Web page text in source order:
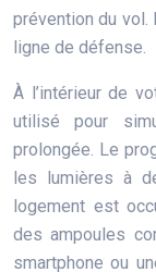
prévention du vol.
ligne de défense.
À l’intérieur de
utilisé pour
prolongée. Le
les lumières à
logement est
des ampoules
smartphone ou